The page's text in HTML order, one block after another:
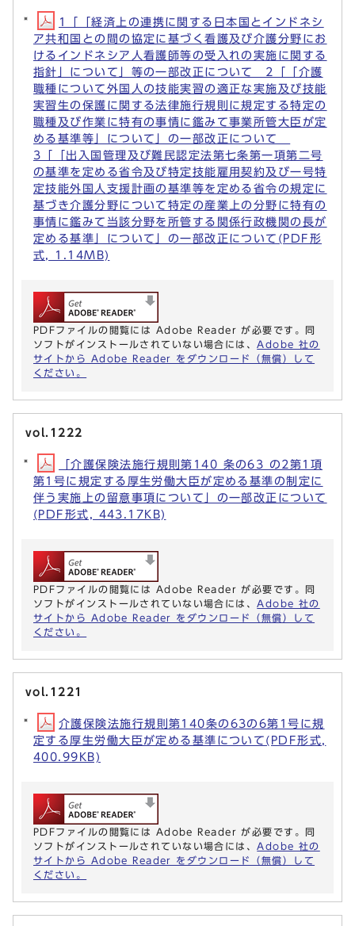
1「「経済上の連携に関する日本国とインドネシ
ア共和国との間の協定に基づく看護及び介護分野にお
けるインドネシア人看護師等の受入れの実施に関する
指針」について」等の一部改正について 2「「介護
職種について外国人の技能実習の適正な実施及び技能
実習生の保護に関する法律施行規則に規定する特定の
職種及び作業に特有の事情に鑑みて事業所管大臣が定
める基準等」について」の一部改正について
3「「出入国管理及び難民認定法第七条第一項第二号
の基準を定める省令及び特定技能雇用契約及び一号特
定技能外国人支援計画の基準等を定める省令の規定に
基づき介護分野について特定の産業上の分野に特有の
事情に鑑みて当該分野を所管する関係行政機関の長が
定める基準」について」の一部改正について(PDF形
式, 1.14MB)
PDFファイルの閲覧には Adobe Reader が必要です。同
ソフトがインストールされていない場合には、 Adobe 社の
サイトから Adobe Reader をダウンロード（無償）して
ください。
vol.1222
「介護保険法施行規則第140 条の63 の2第1項
第1号に規定する厚生労働大臣が定める基準の制定に
伴う実施上の留意事項について」の一部改正について
(PDF形式, 443.17KB)
PDFファイルの閲覧には Adobe Reader が必要です。同
ソフトがインストールされていない場合には、 Adobe 社の
サイトから Adobe Reader をダウンロード（無償）して
ください。
vol.1221
介護保険法施行規則第140条の63の6第1号に規
定する厚生労働大臣が定める基準について(PDF形式,
400.99KB)
PDFファイルの閲覧には Adobe Reader が必要です。同
ソフトがインストールされていない場合には、 Adobe 社の
サイトから Adobe Reader をダウンロード（無償）して
ください。